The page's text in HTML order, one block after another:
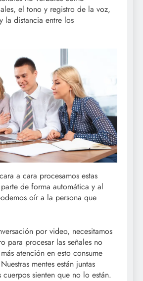
el tono y registro de la voz,
la distancia entre los
a cara procesamos estas
de forma automática y al
oír a la persona que
por video, necesitamos
para procesar las señales no
atención en esto consume
mentes están juntas
cuerpos sienten que no lo están.